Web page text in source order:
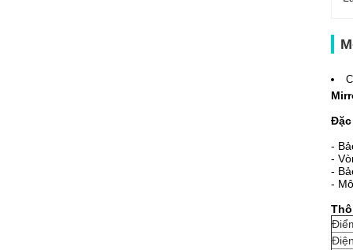
Đặc
-
-
-
-